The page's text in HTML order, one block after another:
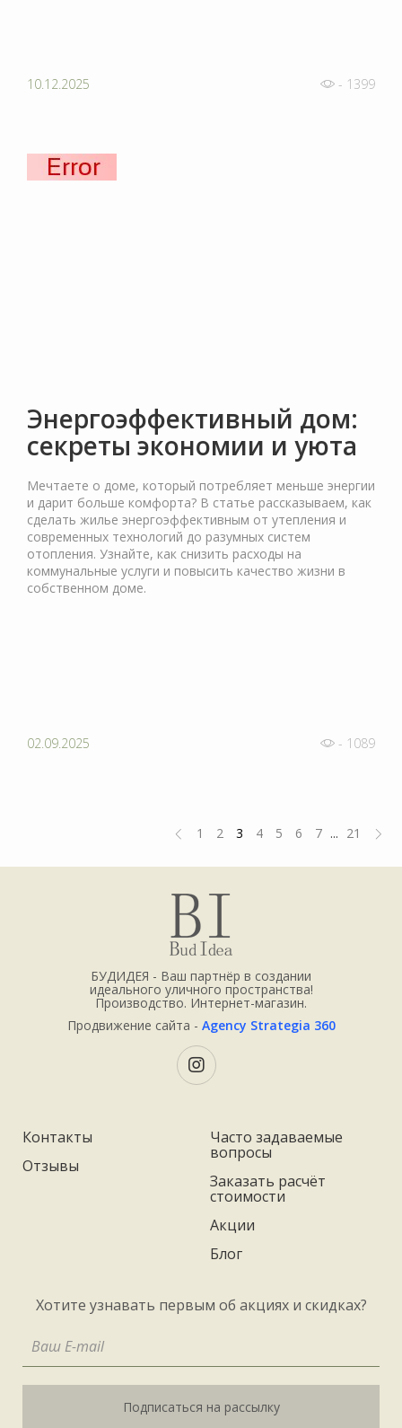
10.12.2025 - 1399
Энергоэффективный дом:
секреты экономии и уюта
Мечтаете о доме, который потребляет меньше энергии
и дарит больше комфорта? В статье рассказываем, как
сделать жилье энергоэффективным от утепления и
современных технологий до разумных систем
отопления. Узнайте, как снизить расходы на
коммунальные услуги и повысить качество жизни в
собственном доме.
02.09.2025 - 1089
1 2 3 4 5 6 7 ... 21
БУДИДЕЯ - Ваш партнёр в создании
идеального уличного пространства!
Производство. Интернет-магазин.
Продвижение сайта - Agency Strategia 360
Контакты
Отзывы
Часто задаваемые
вопросы
Заказать расчёт
стоимости
Акции
Блог
Хотите узнавать первым об акциях и скидках?
Подписаться на рассылку